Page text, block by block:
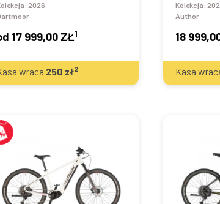
2026
17 999,00 ZŁ1
wraca 250 zł2
Kolekcja:
Author
18
Kasa